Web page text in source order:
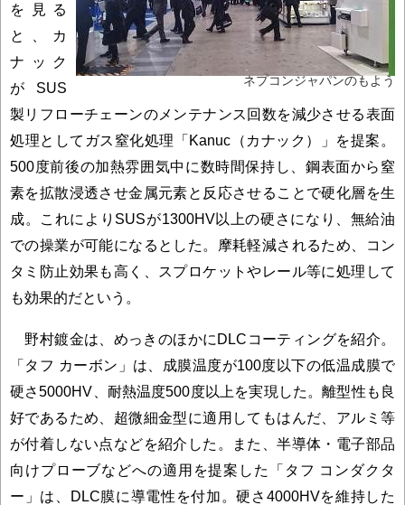
ネプコンジャパンのもよう
を見る
と、カ
ナック
がSUS
製リフローチェーンのメンテナンス回数を減少させる表面
処理としてガス窒化処理「Kanuc（カナック）」を提案。
500度前後の加熱雰囲気中に数時間保持し、鋼表面から窒
素を拡散浸透させ金属元素と反応させることで硬化層を生
成。これによりSUSが1300HV以上の硬さになり、無給油
での操業が可能になるとした。摩耗軽減されるため、コン
タミ防止効果も高く、スプロケットやレール等に処理して
も効果的だという。
野村鍍金は、めっきのほかにDLCコーティングを紹介。
「タフ カーボン」は、成膜温度が100度以下の低温成膜で
硬さ5000HV、耐熱温度500度以上を実現した。離型性も良
好であるため、超微細金型に適用してもはんだ、アルミ等
が付着しない点などを紹介した。また、半導体・電子部品
向けプローブなどへの適用を提案した「タフ コンダクタ
ー」は、DLC膜に導電性を付加。硬さ4000HVを維持した